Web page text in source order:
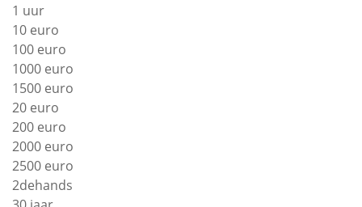
1 uur
10 euro
100 euro
1000 euro
1500 euro
20 euro
200 euro
2000 euro
2500 euro
2dehands